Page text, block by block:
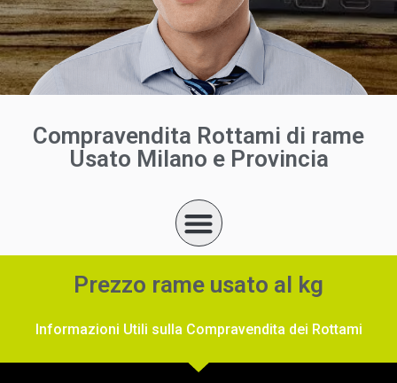
Compravendita Rottami di rame
Usato Milano e Provincia
Prezzo rame usato al kg
Informazioni Utili sulla Compravendita dei Rottami